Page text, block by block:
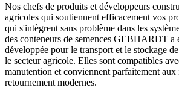
Nos chefs de produits et développeurs
agricoles qui soutiennent efficacement vos
qui s'intègrent sans problème dans les
des conteneurs de semences GEBHARDT a
développée pour le transport et le stockage
le secteur agricole. Elles sont compatibles
manutention et conviennent parfaitement aux
retournement modernes.